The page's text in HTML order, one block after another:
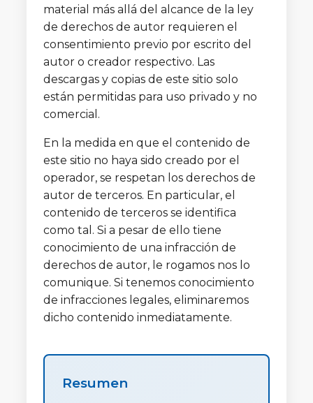
material más allá del alcance de la ley
de derechos de autor requieren el
consentimiento previo por escrito del
autor o creador respectivo. Las
descargas y copias de este sitio solo
están permitidas para uso privado y no
comercial.
En la medida en que el contenido de
este sitio no haya sido creado por el
operador, se respetan los derechos de
autor de terceros. En particular, el
contenido de terceros se identifica
como tal. Si a pesar de ello tiene
conocimiento de una infracción de
derechos de autor, le rogamos nos lo
comunique. Si tenemos conocimiento
de infracciones legales, eliminaremos
dicho contenido inmediatamente.
Resumen